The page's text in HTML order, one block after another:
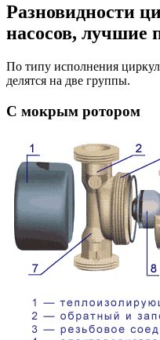
Разновидности
насосов, лучшие
По типу исполнения
делятся на две группы.
С мокрым ротором